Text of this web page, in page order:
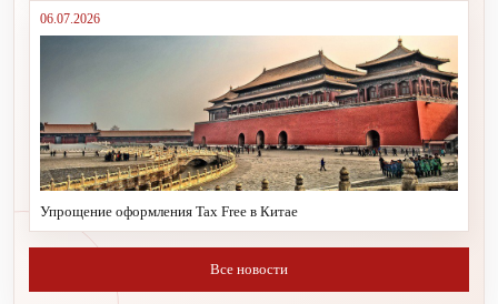
06.07.2026
Упрощение оформления Tax Free в Китае
Все новости